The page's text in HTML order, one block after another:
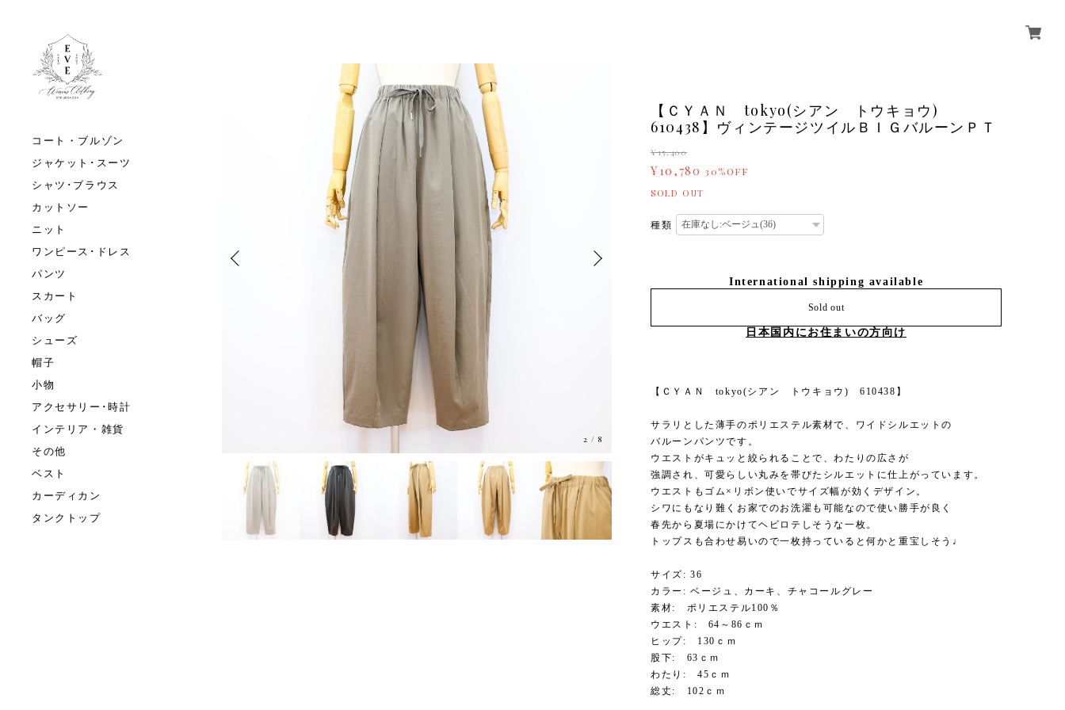
コート・ブルゾン
ジャケット･スーツ
シャツ･ブラウス
カットソー
ニット
ワンピース･ドレス
パンツ
スカート
バッグ
シューズ
帽子
小物
アクセサリー･時計
インテリア・雑貨
その他
ベスト
カーディカン
タンクトップ
3 /8
【ＣＹＡＮ tokyo(シアン トウキョウ)
610438】ヴィンテージツイルＢＩＧバルーンＰＴ
¥15,400
¥10,780 30%OFF
SOLD OUT
種類
International shipping available
Sold out
日本国内にお住まいの方向け
【ＣＹＡＮ tokyo(シアン トウキョウ) 610438】
サラリとした薄手のポリエステル素材で、ワイドシルエットの
バルーンパンツです。
ウエストがキュッと絞られることで、わたりの広さが
強調され、可愛らしい丸みを帯びたシルエットに仕上がっています。
ウエストもゴム×リボン使いでサイズ幅が効くデザイン。
シワにもなり難くお家でのお洗濯も可能なので使い勝手が良く
春先から夏場にかけてヘビロテしそうな一枚。
トップスも合わせ易いので一枚持っていると何かと重宝しそう♩
サイズ: 36
カラー: ベージュ、カーキ、チャコールグレー
素材: ポリエステル100％
ウエスト: 64～86ｃｍ
ヒップ: 130ｃｍ
股下: 63ｃｍ
わたり: 45ｃｍ
総丈: 102ｃｍ